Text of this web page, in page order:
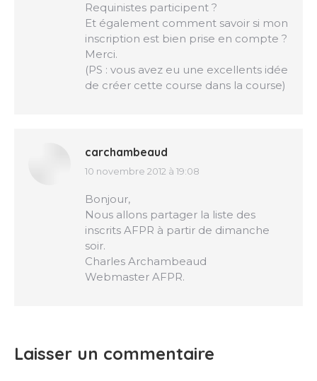
Requinistes participent ?
Et également comment savoir si mon
inscription est bien prise en compte ?
Merci.
(PS : vous avez eu une excellents idée
de créer cette course dans la course)
carchambeaud
dit
10 novembre 2012 à 19:08
Bonjour,
Nous allons partager la liste des
inscrits AFPR à partir de dimanche
soir.
Charles Archambeaud
Webmaster AFPR.
Laisser un commentaire